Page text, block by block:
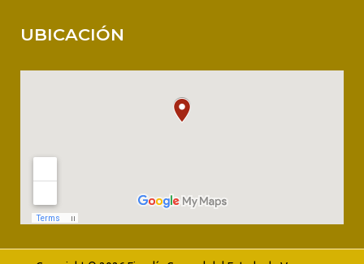
UBICACIÓN